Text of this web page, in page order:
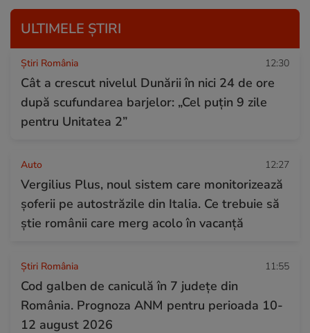
ULTIMELE ȘTIRI
Știri România 12:30
Cât a crescut nivelul Dunării în nici 24 de ore
după scufundarea barjelor: „Cel puțin 9 zile
pentru Unitatea 2”
Auto 12:27
Vergilius Plus, noul sistem care monitorizează
șoferii pe autostrăzile din Italia. Ce trebuie să
știe românii care merg acolo în vacanță
Știri România 11:55
Cod galben de caniculă în 7 județe din
România. Prognoza ANM pentru perioada 10-
12 august 2026